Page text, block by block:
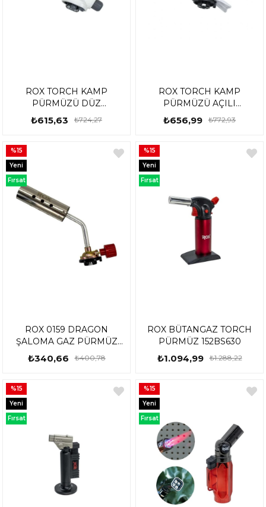
ROX TORCH KAMP
PÜRMÜZÜ DÜZ
153ROXT02AF
₺615,63 ₺724,27
ROX TORCH KAMP
PÜRMÜZÜ AÇILI
153ROXT05AF
₺656,99 ₺772,93
ROX 0159 DRAGON
ŞALOMA GAZ PÜRMÜZ
BAŞLIĞI
₺340,66 ₺400,78
%15
Yeni
Ürün
Fırsat
Ürünü
ROX BÜTANGAZ TORCH
PÜRMÜZ 152BS630
₺1.094,99 ₺1.288,22
%15
Yeni
Ürün
Fırsat
%15
Yeni
Ürün
Fırsat
%15
Yeni
Ürün
Fırsat
Ürünü